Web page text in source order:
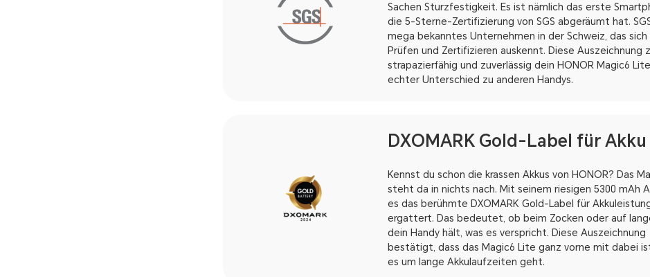
Sachen Sturzfestigkeit. Es ist nämlich das erste
die 5-Sterne-Zertifizierung von SGS abgeräumt hat.
mega bekanntes Unternehmen in der Schweiz, das
Prüfen und Zertifizieren auskennt. Diese Auszeichnung
strapazierfähig und zuverlässig dein HONOR Magic6
echter Unterschied zu anderen Handys.
DXOMARK Gold-Label für Akku
Kennst du schon die krassen Akkus von HONOR? Das
steht da in nichts nach. Mit seinem riesigen 5300 mAh
es das berühmte DXOMARK Gold-Label für
ergattert. Das bedeutet, ob beim Zocken oder auf
dein Handy hält, was es verspricht. Diese Auszeichnung
bestätigt, dass das Magic6 Lite ganz vorne mit dabei
es um lange Akkulaufzeiten geht.